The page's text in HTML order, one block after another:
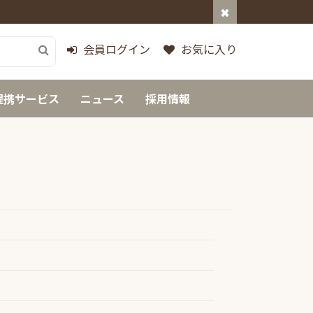
会員ログイン お気に入り
携サービス ニュース 採用情報